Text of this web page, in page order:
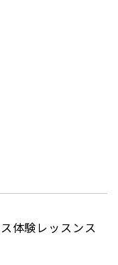
体験レッスンス